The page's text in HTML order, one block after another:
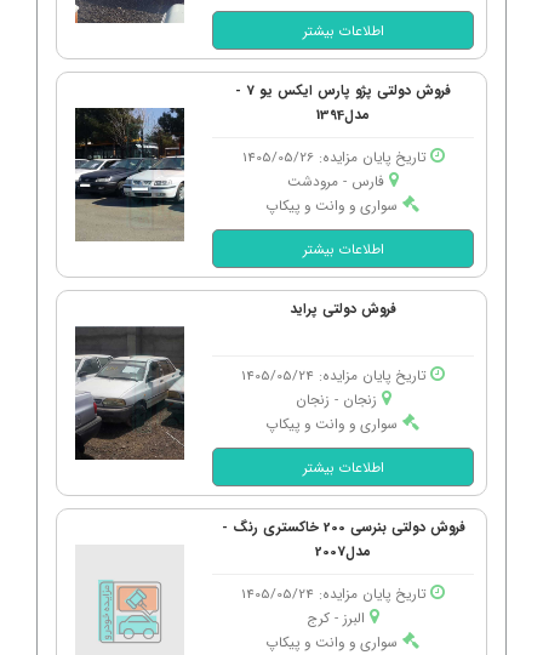
اطلاعات بیشتر
فروش دولتی پژو پارس ایکس یو 7 -
مدل1394
تاریخ پایان مزایده: 1405/05/26
فارس - مرودشت
سواری و وانت و پیکاپ
اطلاعات بیشتر
فروش دولتی پراید
تاریخ پایان مزایده: 1405/05/24
زنجان - زنجان
سواری و وانت و پیکاپ
اطلاعات بیشتر
فروش دولتی بنرسی 200 خاکستری رنگ -
مدل2007
تاریخ پایان مزایده: 1405/05/24
البرز - كرج
سواری و وانت و پیکاپ